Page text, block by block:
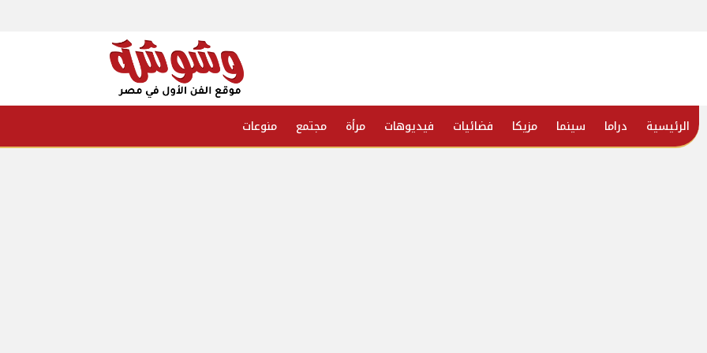
الرئيسية دراما سينما مزيكا فضائيات فيديوهات مرأة مجتمع منوعات